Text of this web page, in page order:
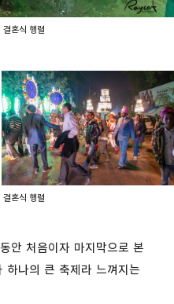
결혼식 행렬
결혼식 행렬
안 처음이자 마지막으로 본
하나의 큰 축제라 느껴지는